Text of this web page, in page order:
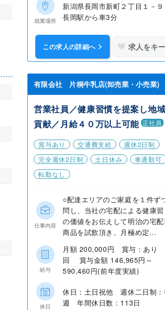
就業場所
新潟県長岡市新町２丁目１－
長岡駅から車3分
この求人の詳細へ 求人をキ
有限会社 片桐牛乳店(卸売業・小売業)
営業社員／健康習慣を提案し地
貢献／月給４０万以上可能 正社員
賞与あり 交通費支給
週休2日制
完全週休2日制
土日休み
車通勤可
転勤なし
仕事内容
○配達エリアのご家庭を１件ず
問し、当社の宅配による健康
の価値をお伝えして明治の宅配
商品を試飲頂き、月極め定...
給与
月額 200,000円 賞与：あり
回 賞与金額 146,965円～
590,460円(前年度実績)
休日
休日：土日祝他 週休二日制
週 年間休日数：113日